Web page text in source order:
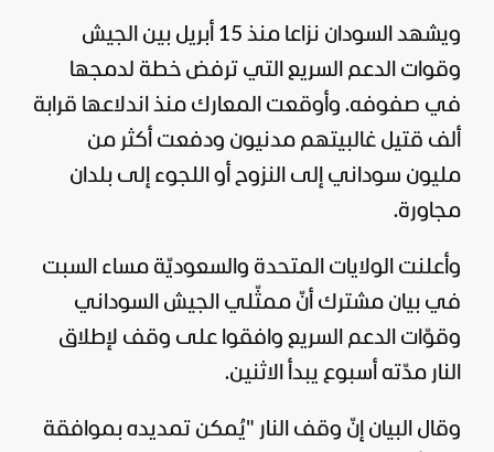
ويشهد السودان نزاعا منذ 15 أبريل بين الجيش
وقوات الدعم السريع التي ترفض خطة لدمجها
في صفوفه. وأوقعت المعارك منذ اندلاعها قرابة
ألف قتيل غالبيتهم مدنيون ودفعت أكثر من
مليون سوداني إلى النزوح أو اللجوء إلى بلدان
مجاورة.
وأعلنت الولايات المتحدة والسعوديّة مساء السبت
في بيان مشترك أنّ ممثّلي الجيش السوداني
وقوّات الدعم السريع وافقوا على وقف لإطلاق
النار مدّته أسبوع يبدأ الاثنين.
وقال البيان إنّ وقف النار "يُمكن تمديده بموافقة